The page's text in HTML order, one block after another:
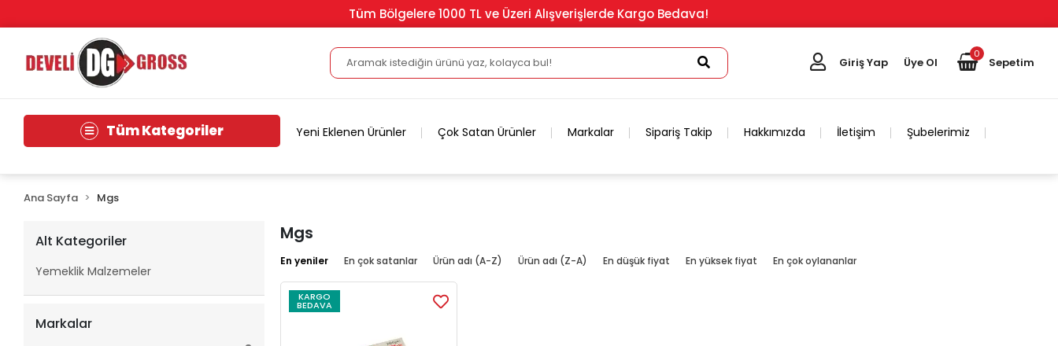
Tüm Bölgelere 1000 TL ve Üzeri Alışverişlerde Kargo Bedava!
Giriş Yap Üye Ol
0
Sepetim
Tüm Kategoriler Yeni Eklenen Ürünler Çok Satan Ürünler Markalar Sipariş Takip Hakkımızda İletişim Şubelerimiz
Ana Sayfa Mgs
Alt Kategoriler
Yemeklik Malzemeler
Markalar
Mgs
En yeniler En çok satanlar Ürün adı (A-Z) Ürün adı (Z-A) En düşük fiyat En yüksek fiyat En çok oylananlar
KARGO
BEDAVA